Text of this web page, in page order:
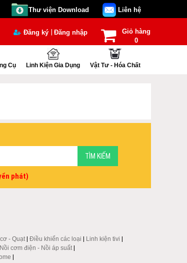
Thư viện Download Liên hệ
Đăng ký |Đăng nhập
Giỏ hàng
0
Cụ Linh Kiện Gia Dụng Vật Tư - Hóa Chất
phát)
- Quạt |Điều khiển các loại | Linh kiện tivi |
Nồi cơm điện - Nồi áp suất |
|